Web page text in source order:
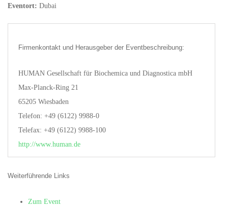
Eventort: Dubai
Firmenkontakt und Herausgeber der Eventbeschreibung:
HUMAN Gesellschaft für Biochemica und Diagnostica mbH
Max-Planck-Ring 21
65205 Wiesbaden
Telefon: +49 (6122) 9988-0
Telefax: +49 (6122) 9988-100
http://www.human.de
Weiterführende Links
Zum Event